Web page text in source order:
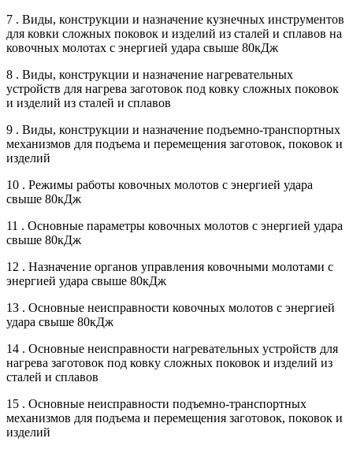
7 . Виды, конструкции и назначение кузнечных инструментов
для ковки сложных поковок и изделий из сталей и сплавов на
ковочных молотах с энергией удара свыше 80кДж
8 . Виды, конструкции и назначение нагревательных
устройств для нагрева заготовок под ковку сложных поковок
и изделий из сталей и сплавов
9 . Виды, конструкции и назначение подъемно-транспортных
механизмов для подъема и перемещения заготовок, поковок и
изделий
10 . Режимы работы ковочных молотов с энергией удара
свыше 80кДж
11 . Основные параметры ковочных молотов с энергией удара
свыше 80кДж
12 . Назначение органов управления ковочными молотами с
энергией удара свыше 80кДж
13 . Основные неисправности ковочных молотов с энергией
удара свыше 80кДж
14 . Основные неисправности нагревательных устройств для
нагрева заготовок под ковку сложных поковок и изделий из
сталей и сплавов
15 . Основные неисправности подъемно-транспортных
механизмов для подъема и перемещения заготовок, поковок и
изделий